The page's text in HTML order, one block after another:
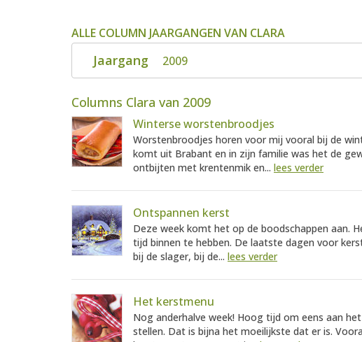
ALLE COLUMN JAARGANGEN VAN CLARA
Jaargang 2009
Columns Clara van 2009
Winterse worstenbroodjes
Worstenbroodjes horen voor mij vooral bij de
komt uit Brabant en in zijn familie was het de
ontbijten met krentenmik en... lees verder
Ontspannen kerst
Deze week komt het op de boodschappen aan.
tijd binnen te hebben. De laatste dagen voor
bij de slager, bij de... lees verder
Het kerstmenu
Nog anderhalve week! Hoog tijd om eens aan
stellen. Dat is bijna het moeilijkste dat er is.